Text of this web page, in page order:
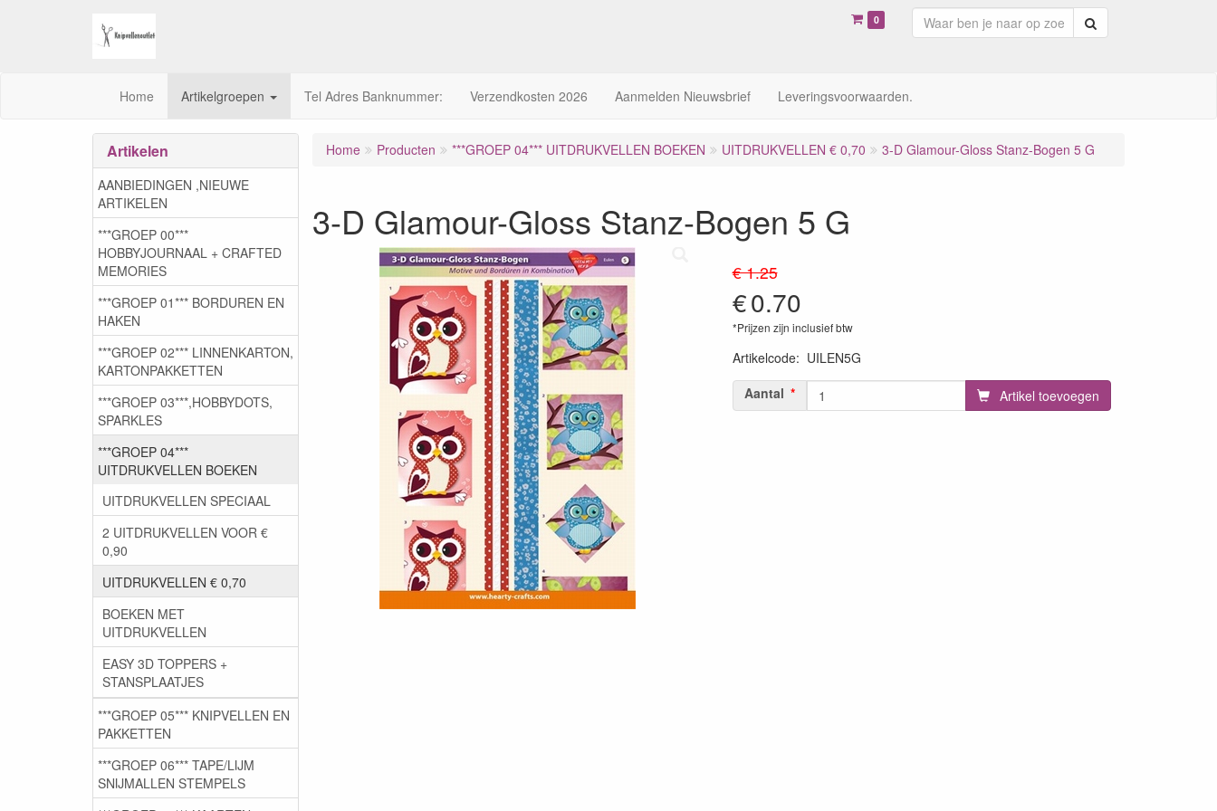
0
Home Artikelgroepen Tel Adres Banknummer: Verzendkosten 2026 Aanmelden Nieuwsbrief Leveringsvoorwaarden.
Home Producten ***GROEP 04*** UITDRUKVELLEN BOEKEN UITDRUKVELLEN € 0,70 3-D Glamour-Gloss Stanz-Bogen 5 G
3-D Glamour-Gloss Stanz-Bogen 5 G
€ 1.25
€0.70
*Prijzen zijn inclusief btw
Artikelcode: UILEN5G
Aantal
Artikel toevoegen
Artikelen
AANBIEDINGEN ,NIEUWE
ARTIKELEN
***GROEP 00***
HOBBYJOURNAAL + CRAFTED
MEMORIES
***GROEP 01*** BORDUREN EN
HAKEN
***GROEP 02*** LINNENKARTON,
KARTONPAKKETTEN
***GROEP 03***,HOBBYDOTS,
SPARKLES
***GROEP 04***
UITDRUKVELLEN BOEKEN
UITDRUKVELLEN SPECIAAL
2 UITDRUKVELLEN VOOR €
0,90
UITDRUKVELLEN € 0,70
BOEKEN MET
UITDRUKVELLEN
EASY 3D TOPPERS +
STANSPLAATJES
***GROEP 05*** KNIPVELLEN EN
PAKKETTEN
***GROEP 06*** TAPE/LIJM
SNIJMALLEN STEMPELS